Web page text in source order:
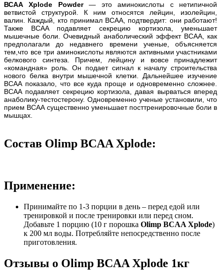
ВСАА Xplode Powder— это аминокислоты с нетипичной
ветвистой структурой. К ним относятся лейцин, изолейцин,
валин. Каждый, кто принимал ВСАА, подтвердит: они работают!
Также BCAA подавляет секрецию кортизола, уменьшает
мышечные боли. Очевидный анаболический эффект ВСАА, как
предполагали до недавнего времени ученые, объясняется
тем,что все три аминокислоты являются активными участниками
белкового синтеза. Причем, лейцину и вовсе принадлежит
«командная» роль. Он подает сигнал к началу строительства
нового белка внутри мышечной клетки. Дальнейшее изучение
ВСАА показало, что все куда проще и одновременно сложнее.
ВСАА подавляет секрецию кортизола, давая вырваться вперед
анаболику-тестостерону. Одновременно ученые установили, что
прием ВСАА существенно уменьшает посттренировочные боли в
мышцах.
Состав Olimp BCAA Xplode:
Применение:
Принимайте по 1-3 порции в день – перед едой или
тренировкой и после тренировки или перед сном.
Добавьте 1 порцию (10 г порошка Olimp BCAA Xplode)
к 200 мл воды. Потребляйте непосредственно после
приготовления.
Отзывы о Olimp BCAA Xplode 1кг